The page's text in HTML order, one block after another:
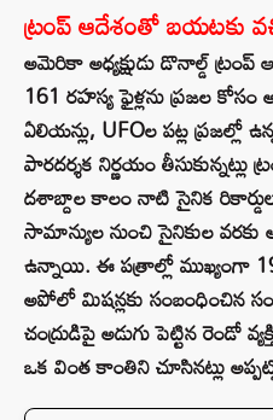
ట్రంప్ ఆదేశంతో బయటకు
అమెరికా అధ్యక్షుడు డొనాల్డ్
161 రహస్య ఫైళ్లను ప్రజల
ఏలియన్లు, UFOల పట్ల ప్రజల్లో
పారదర్శక నిర్ణయం తీసుకున్నట్లు
దశాబ్దాల కాలం నాటి సైనిక
సామాన్యుల నుంచి సైనికుల వరకు
ఉన్నాయి. ఈ పత్రాల్లో ముఖ్యంగా
అపోలో మిషన్లకు సంబంధించిన
చంద్రుడిపై అడుగు పెట్టిన రెండో
ఒక వింత కాంతిని చూసినట్లు